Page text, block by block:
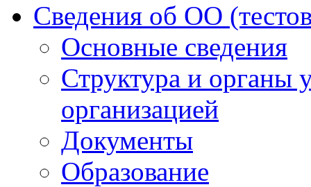
Сведения об ОО
Основные сведения
Структура и органы
организацией
Документы
Образование